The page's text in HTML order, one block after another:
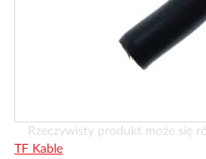
Przejdź
na
Rzeczywisty produkt może się
TF Kable